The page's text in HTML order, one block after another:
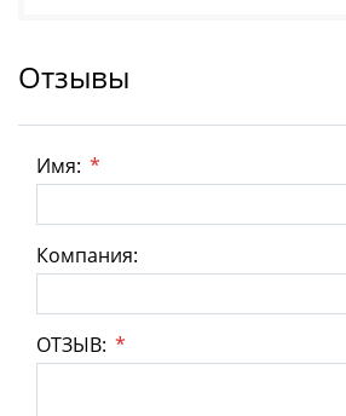
Отзывы
Имя: *
Компания:
ОТЗЫВ: *